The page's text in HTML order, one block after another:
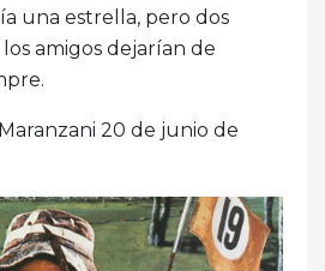
una estrella, pero dos
amigos dejarían de
20 de junio de